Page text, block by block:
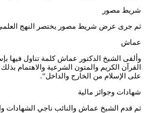
شريط مصور
ثم جرى عرض شريط مصور يختصر النهج العلمي
عماش
وألقى الشيخ الدكتور عماش كلمة تناول فيها
القرآن الكريم والمتون الشرعية والاهتمام
على الإسلام من الخارج والداخل”.
شهادات وجوائز مالية
ثم قدم الشيخ عماش والنائب ناجي الشهادات